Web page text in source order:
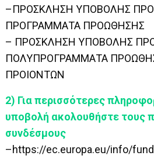
–ΠΡΟΣΚΛΗΣΗ ΥΠΟΒΟΛΗΣ
ΠΡΟΓΡΑΜΜΑΤΑ ΠΡΟΩΘΗΣΗΣ
– ΠΡΟΣΚΛΗΣΗ ΥΠΟΒΟΛΗΣ
ΠΟΛΥΠΡΟΓΡΑΜΜΑΤΑ
ΠΡΟΙΟΝΤΩΝ
2) Για περισσότερες
υποβολή ακολουθήστε τους
συνδέσμους
–https://ec.europa.eu/info/